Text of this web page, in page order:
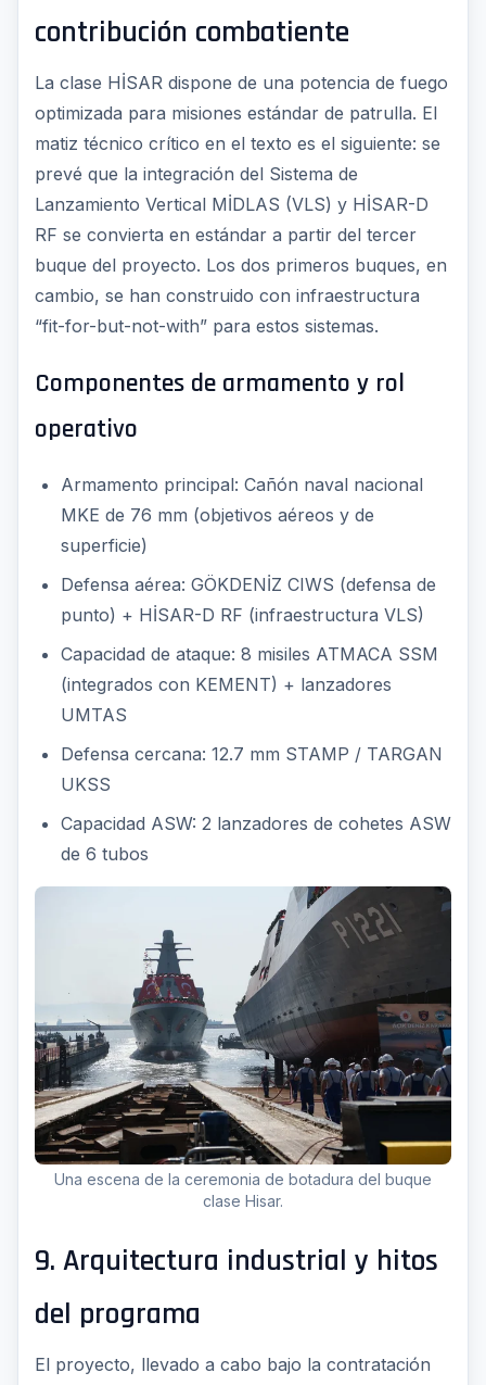
contribución combatiente
La clase HİSAR dispone de una potencia de fuego
optimizada para misiones estándar de patrulla. El
matiz técnico crítico en el texto es el siguiente: se
prevé que la integración del Sistema de
Lanzamiento Vertical MİDLAS (VLS) y HİSAR-D
RF se convierta en estándar a partir del tercer
buque del proyecto. Los dos primeros buques, en
cambio, se han construido con infraestructura
“fit-for-but-not-with” para estos sistemas.
Componentes de armamento y rol
operativo
Armamento principal: Cañón naval nacional
MKE de 76 mm (objetivos aéreos y de
superficie)
Defensa aérea: GÖKDENİZ CIWS (defensa de
punto) + HİSAR-D RF (infraestructura VLS)
Capacidad de ataque: 8 misiles ATMACA SSM
(integrados con KEMENT) + lanzadores
UMTAS
Defensa cercana: 12.7 mm STAMP / TARGAN
UKSS
Capacidad ASW: 2 lanzadores de cohetes ASW
de 6 tubos
Una escena de la ceremonia de botadura del buque
clase Hisar.
9. Arquitectura industrial y hitos
del programa
El proyecto, llevado a cabo bajo la contratación